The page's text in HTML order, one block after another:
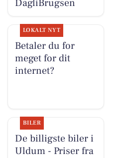
DagliBrugsen
LOKALT NYT
Betaler du for
meget for dit
internet?
BILER
De billigste biler i
Uldum - Priser fra